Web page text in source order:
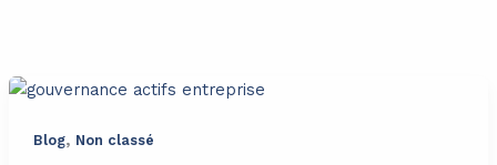
Blog, Non classé